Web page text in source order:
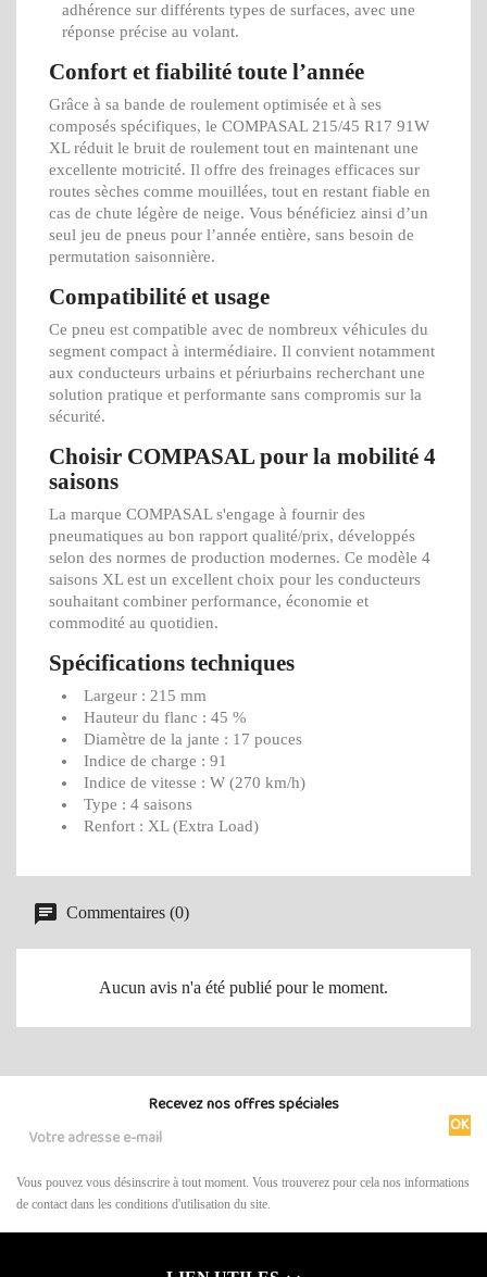
adhérence sur différents types de surfaces, avec une
réponse précise au volant.
Confort et fiabilité toute l’année
Grâce à sa bande de roulement optimisée et à ses
composés spécifiques, le COMPASAL 215/45 R17 91W
XL réduit le bruit de roulement tout en maintenant une
excellente motricité. Il offre des freinages efficaces sur
routes sèches comme mouillées, tout en restant fiable en
cas de chute légère de neige. Vous bénéficiez ainsi d’un
seul jeu de pneus pour l’année entière, sans besoin de
permutation saisonnière.
Compatibilité et usage
Ce pneu est compatible avec de nombreux véhicules du
segment compact à intermédiaire. Il convient notamment
aux conducteurs urbains et périurbains recherchant une
solution pratique et performante sans compromis sur la
sécurité.
Choisir COMPASAL pour la mobilité 4
saisons
La marque COMPASAL s'engage à fournir des
pneumatiques au bon rapport qualité/prix, développés
selon des normes de production modernes. Ce modèle 4
saisons XL est un excellent choix pour les conducteurs
souhaitant combiner performance, économie et
commodité au quotidien.
Spécifications techniques
Largeur : 215 mm
Hauteur du flanc : 45 %
Diamètre de la jante : 17 pouces
Indice de charge : 91
Indice de vitesse : W (270 km/h)
Type : 4 saisons
Renfort : XL (Extra Load)
Commentaires (0)
Aucun avis n'a été publié pour le moment.
Recevez nos offres spéciales
Vous pouvez vous désinscrire à tout moment. Vous trouverez pour cela nos informations
de contact dans les conditions d'utilisation du site.